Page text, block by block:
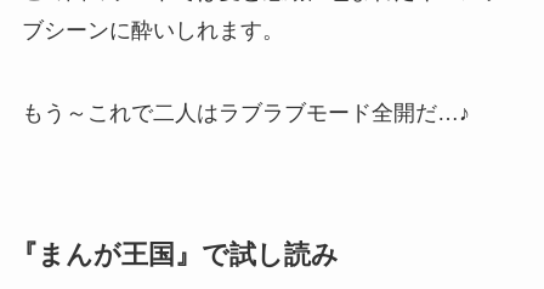
ブシーンに酔いしれます。
もう～これで二人はラブラブモード全開だ…♪
『まんが王国』で試し読み